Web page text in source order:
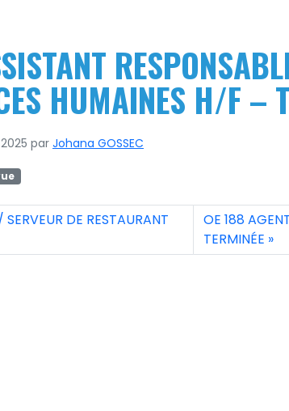
HUMAINES H/F –
par Johana GOSSEC
DE RESTAURANT
OE 188
TERMINÉE